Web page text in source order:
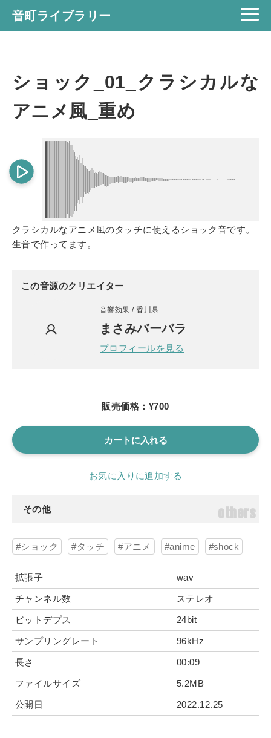
音町ライブラリー
ショック_01_クラシカルな
アニメ風_重め
クラシカルなアニメ風のタッチに使えるショック音です。
生音で作ってます。
この音源のクリエイター
音響効果 / 香川県
まさみバーバラ
プロフィールを見る
販売価格：¥700
カートに入れる
お気に入りに追加する
その他 others
ショック タッチ アニメ anime shock
拡張子 wav
チャンネル数 ステレオ
ビットデプス 24bit
サンプリングレート 96kHz
長さ 00:09
ファイルサイズ 5.2MB
公開日 2022.12.25